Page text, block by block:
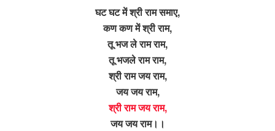
घट घट में श्री राम समाए,
कण कण में श्री राम,
तू भज ले राम राम,
तू भजले राम राम,
श्री राम जय राम,
जय जय राम,
श्री राम जय राम,
जय जय राम।।